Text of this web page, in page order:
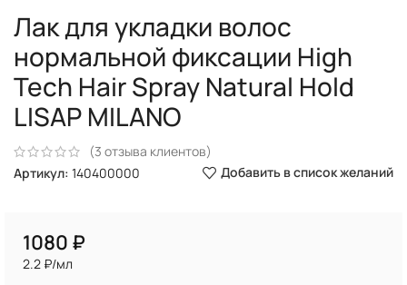
Лак для укладки волос
нормальной фиксации High
Tech Hair Spray Natural Hold
LISAP MILANO
(3 отзыва клиентов)
Артикул: 140400000 Добавить в список желаний
₽
2.2 ₽/мл